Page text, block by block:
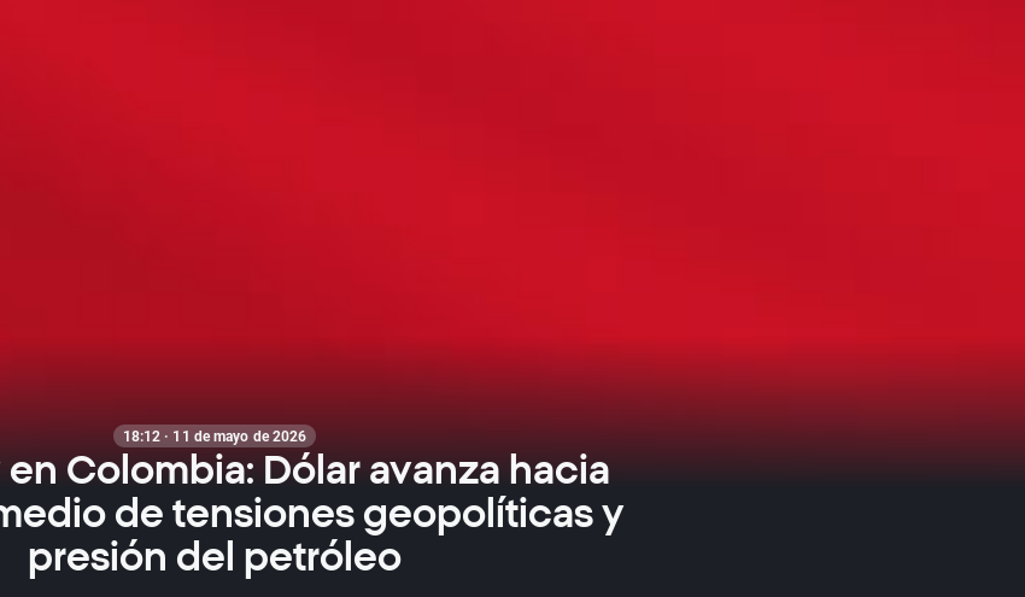
18:12 · 11 de mayo de 2026
Colombia: Dólar avanza hacia
de tensiones geopolíticas y
presión del petróleo